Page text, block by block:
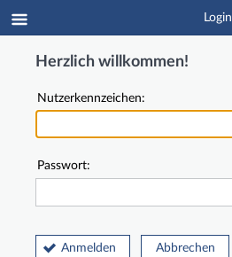
Login
Herzlich willkommen!
Nutzerkennzeichen:
Passwort:
Anmelden Abbrechen